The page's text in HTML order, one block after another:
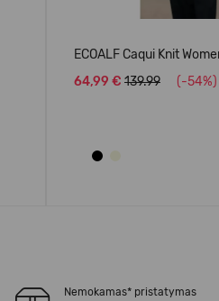
ECOALF Caqui Knit
64,99 € 139.99 (-54%)
Nemokamas* pristatymas